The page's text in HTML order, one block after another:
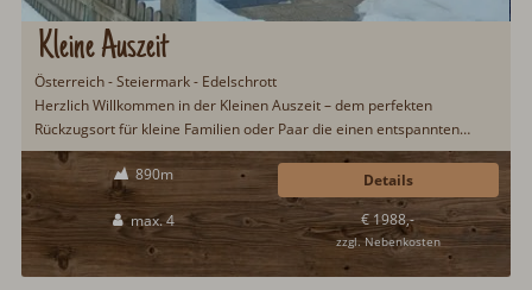
Kleine Auszeit
Österreich - Steiermark - Edelschrott
Herzlich Willkommen in der Kleinen Auszeit – dem perfekten
Rückzugsort für kleine Familien oder Paar die einen entspannten
Urlaub in den Bergen genießen möchten. Natur, Ruhe und
gemeinsame Erlebnisse stehen hier im Mittelpunkt...
890m
max. 4 € 1988,-
zzgl. Nebenkosten
Details